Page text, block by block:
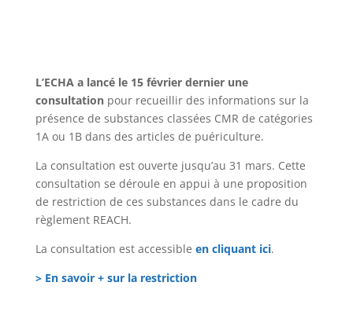
L’ECHA a lancé le 15 février dernier une
consultationpour recueillir des informations sur la
présence de substances classées CMR de catégories
1A ou 1B dans des articles de puériculture.
La consultation est ouverte jusqu’au 31 mars. Cette
consultation se déroule en appui à une proposition
de restriction de ces substances dans le cadre du
règlement REACH.
La consultation est accessible en cliquant ici.
> En savoir + sur la restriction